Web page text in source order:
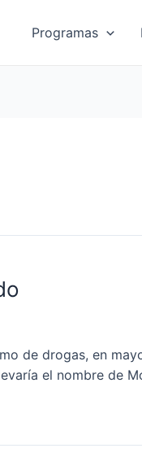
Programas
de drogas, en
el nombre de